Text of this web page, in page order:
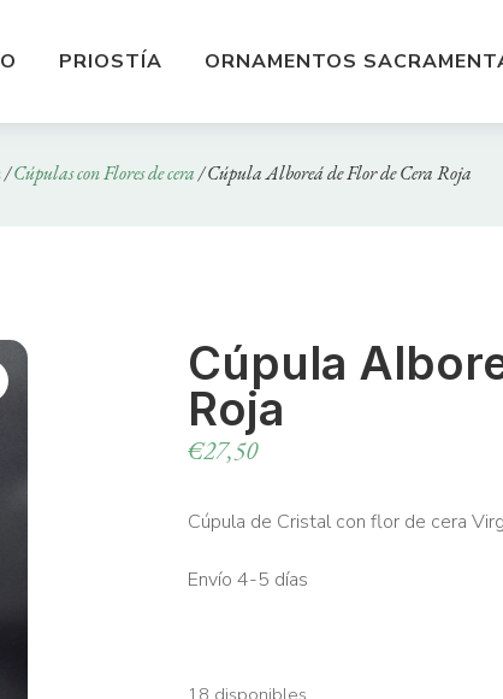
PRIOSTÍA ORNAMENTOS
/Cúpulas con Flores de cera/ Cúpula Alboreá de Flor de Cera Roja
Cúpula
Roja
€27,50
Cúpula de Cristal con flor de cera
Envío 4-5 días
18 disponibles